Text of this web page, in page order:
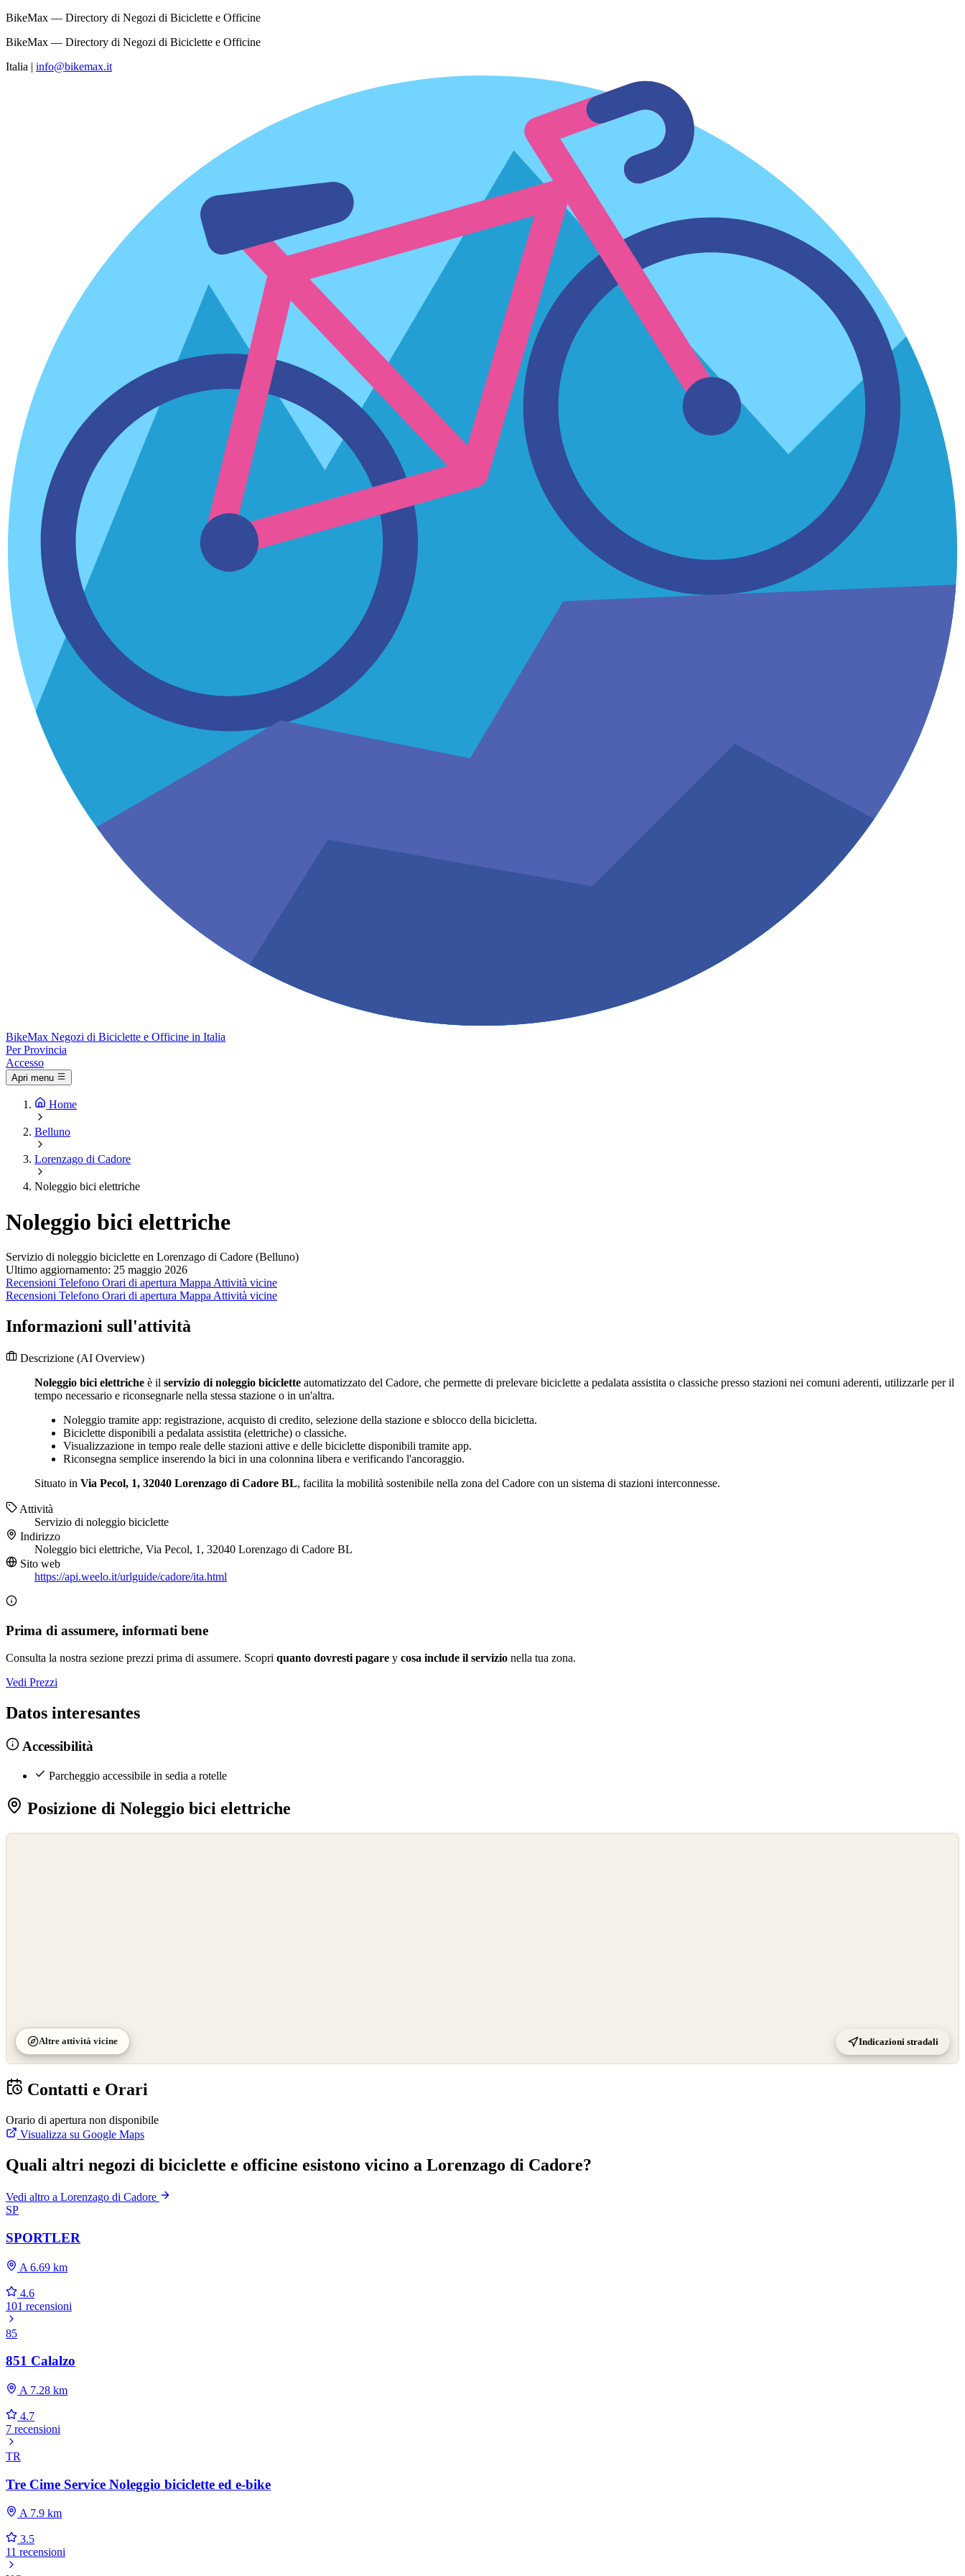
BikeMax — Directory di Negozi di Biciclette e Officine
BikeMax — Directory di Negozi di Biciclette e Officine
Italia | info@bikemax.it
BikeMax Negozi di Biciclette e Officine in Italia
Per Provincia
Accesso
Apri menu
Home
Belluno
Lorenzago di Cadore
Noleggio bici elettriche
Noleggio bici elettriche
Servizio di noleggio biciclette en Lorenzago di Cadore (Belluno)
Ultimo aggiornamento: 25 maggio 2026
Recensioni Telefono Orari di apertura Mappa Attività vicine
Recensioni Telefono Orari di apertura Mappa Attività vicine
Informazioni sull'attività
Descrizione (AI Overview)
Noleggio bici elettriche è il servizio di noleggio biciclette automatizzato del Cadore, che permette di prelevare biciclette a pedalata assistita o classiche presso stazioni nei comuni aderenti, utilizzarle per il
tempo necessario e riconsegnarle nella stessa stazione o in un'altra.
Noleggio tramite app: registrazione, acquisto di credito, selezione della stazione e sblocco della bicicletta.
Biciclette disponibili a pedalata assistita (elettriche) o classiche.
Visualizzazione in tempo reale delle stazioni attive e delle biciclette disponibili tramite app.
Riconsegna semplice inserendo la bici in una colonnina libera e verificando l'ancoraggio.
Situato in Via Pecol, 1, 32040 Lorenzago di Cadore BL, facilita la mobilità sostenibile nella zona del Cadore con un sistema di stazioni interconnesse.
Attività
Servizio di noleggio biciclette
Indirizzo
Noleggio bici elettriche, Via Pecol, 1, 32040 Lorenzago di Cadore BL
Sito web
https://api.weelo.it/urlguide/cadore/ita.html
Prima di assumere, informati bene
Consulta la nostra sezione prezzi prima di assumere. Scopri quanto dovresti pagare y cosa include il servizio nella tua zona.
Vedi Prezzi
Datos interesantes
Accessibilità
Parcheggio accessibile in sedia a rotelle
Posizione di Noleggio bici elettriche
Altre attività vicine Indicazioni stradali
Contatti e Orari
Orario di apertura non disponibile
Visualizza su Google Maps
Quali altri negozi di biciclette e officine esistono vicino a Lorenzago di Cadore?
Vedi altro a Lorenzago di Cadore
SP
SPORTLER
A 6.69 km
4.6
101 recensioni
85
851 Calalzo
A 7.28 km
4.7
7 recensioni
TR
Tre Cime Service Noleggio biciclette ed e-bike
A 7.9 km
3.5
11 recensioni